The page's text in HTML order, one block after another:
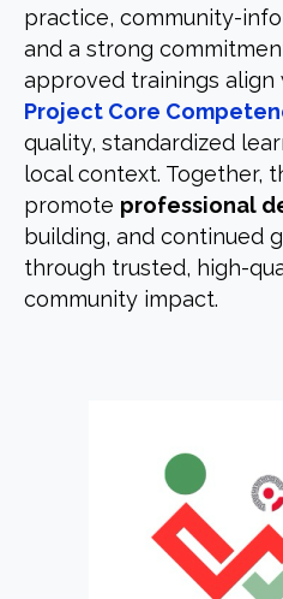
practice, community-
and a strong
approved trainings align
Project Core
quality, standardized
local context. Together,
promote professional
building, and continued
through trusted, high-
community impact.